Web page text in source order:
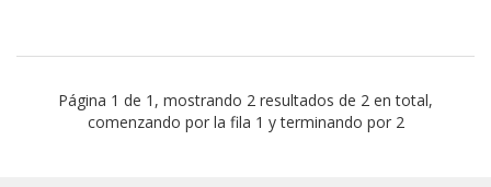
Página 1 de 1, mostrando 2 resultados de 2 en total,
comenzando por la fila 1 y terminando por 2